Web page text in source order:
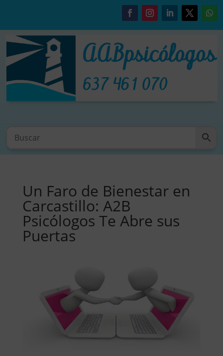
Un Faro de Bienestar en
Carcastillo: A2B
Psicólogos Te Abre sus
Puertas